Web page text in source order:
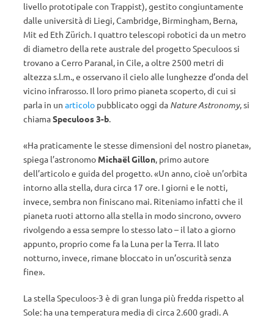
livello prototipale con Trappist), gestito congiuntamente
dalle università di Liegi, Cambridge, Birmingham, Berna,
Mit ed Eth Zürich. I quattro telescopi robotici da un metro
di diametro della rete australe del progetto Speculoos si
trovano a Cerro Paranal, in Cile, a oltre 2500 metri di
altezza s.l.m., e osservano il cielo alle lunghezze d’onda del
vicino infrarosso. Il loro primo pianeta scoperto, di cui si
parla in un articolo pubblicato oggi da Nature Astronomy, si
chiamaSpeculoos 3-b.
«Ha praticamente le stesse dimensioni del nostro pianeta»,
spiega l’astronomo Michaël Gillon, primo autore
dell’articolo e guida del progetto. «Un anno, cioè un’orbita
intorno alla stella, dura circa 17 ore. I giorni e le notti,
invece, sembra non finiscano mai. Riteniamo infatti che il
pianeta ruoti attorno alla stella in modo sincrono, ovvero
rivolgendo a essa sempre lo stesso lato – il lato a giorno
appunto, proprio come fa la Luna per la Terra. Il lato
notturno, invece, rimane bloccato in un’oscurità senza
fine».
La stella Speculoos-3 è di gran lunga più fredda rispetto al
Sole: ha una temperatura media di circa 2.600 gradi. A